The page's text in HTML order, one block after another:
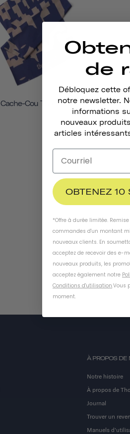
Cache-Cou Thousand
À PROPOS DE
Notre histoire
À propos de
Journal
Trouver un
Manuels
de
Débloquez cette
notre newsletter.
informations
nouveaux
articles
OBTENEZ 10
*Offre à durée limitée.
commandes d'un montant
nouveaux clients. En
acceptez de recevoir des e-
nouveaux produits, les
acceptez également notre
Conditions d'utilisation.Vous
moment.